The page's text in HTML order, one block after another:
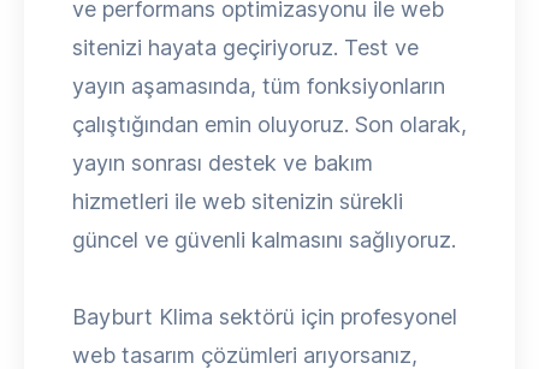
ve performans optimizasyonu ile web
sitenizi hayata geçiriyoruz. Test ve
yayın aşamasında, tüm fonksiyonların
çalıştığından emin oluyoruz. Son olarak,
yayın sonrası destek ve bakım
hizmetleri ile web sitenizin sürekli
güncel ve güvenli kalmasını sağlıyoruz.
Bayburt Klima sektörü için profesyonel
web tasarım çözümleri arıyorsanız,